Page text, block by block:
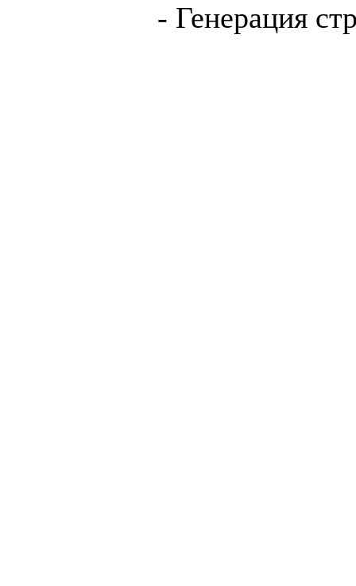
- Генерация